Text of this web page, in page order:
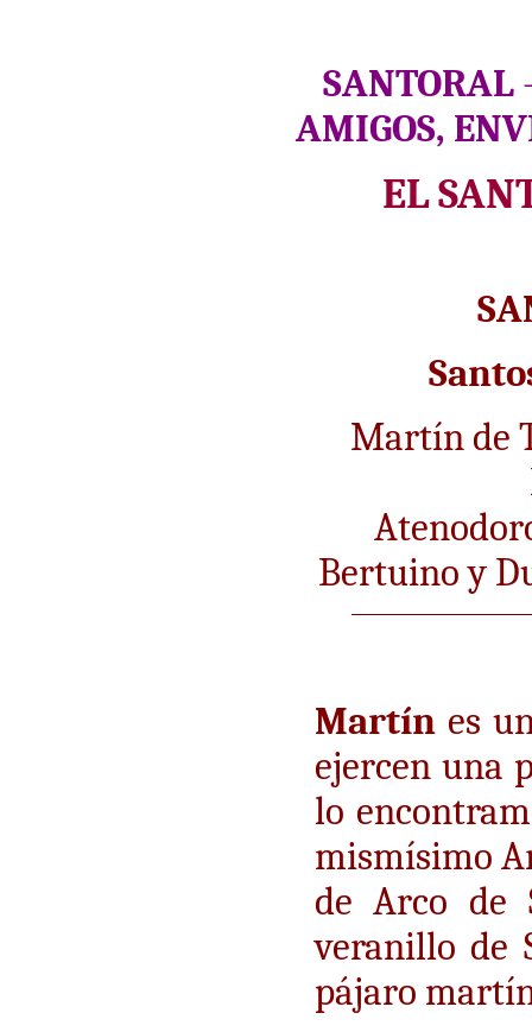
SANTORAL
AMIGOS,
EL
Martín de
Bertuino y
Martín es
ejercen una
lo
mismísimo
de Arco de
veranillo de
pájaro